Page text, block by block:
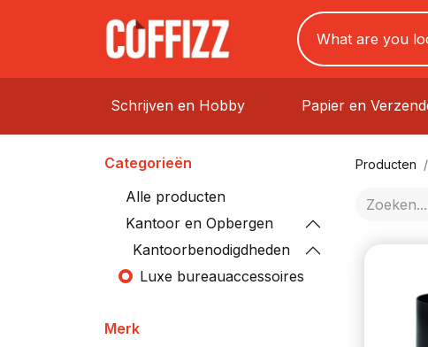
Schrijven en Hobby Papier en
Categorieën
Alle producten
Kantoor en Opbergen
Kantoorbenodigdheden
Luxe bureauaccessoires
Merk
Producten